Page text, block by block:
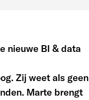
nieuwe BI & data
Zij weet als geen
Marte brengt